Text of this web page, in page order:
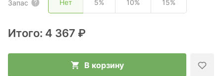
Запас Нет 5% 10% 15%
Итого: 4 367 ₽
В корзину